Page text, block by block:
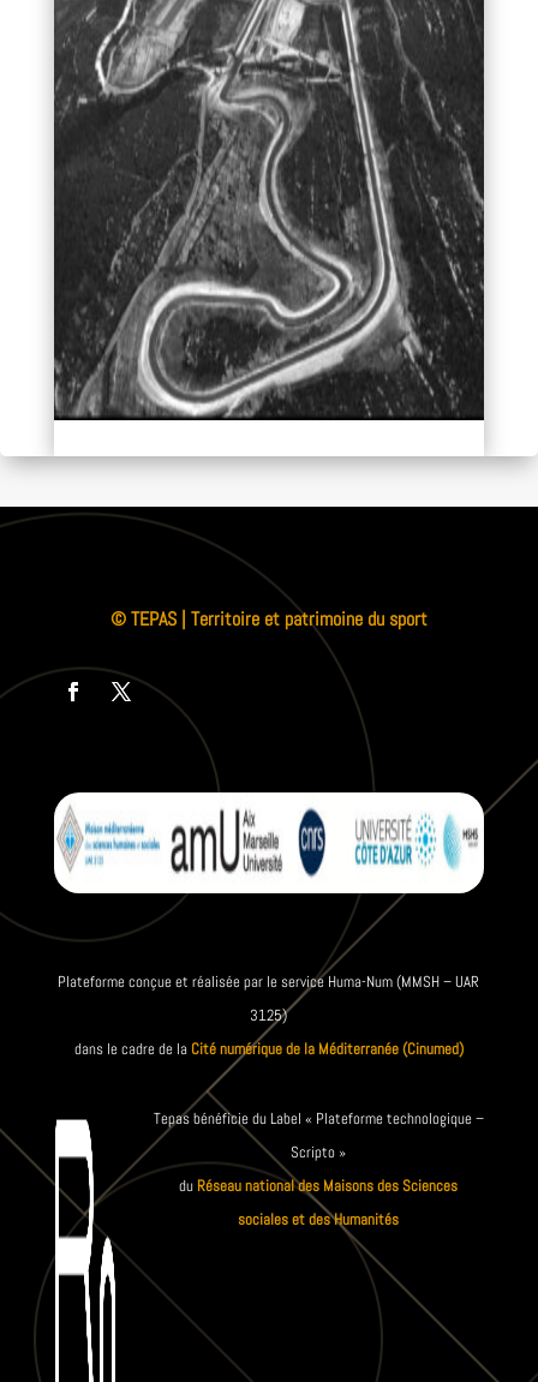
© TEPAS | Territoire et patrimoine du sport
Plateforme conçue et réalisée par le service Huma-Num (MMSH – UAR
3125)
dans le cadre de la Cité numérique de la Méditerranée (Cinumed)
Tepas bénéficie du Label « Plateforme technologique –
Scripto »
du Réseau national des Maisons des Sciences
sociales et des Humanités